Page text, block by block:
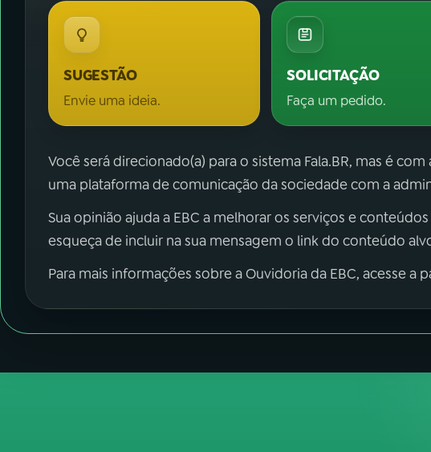
SUGESTÃO
Envie uma ideia.
SOLICITAÇÃO
Faça um pedido.
Você será direcionado(a) para o sistema Fala.BR, mas é
uma plataforma de comunicação da sociedade com a
Sua opinião ajuda a EBC a melhorar os serviços e
esqueça de incluir na sua mensagem o link do conteúdo
Para mais informações sobre a Ouvidoria da EBC, acesse a